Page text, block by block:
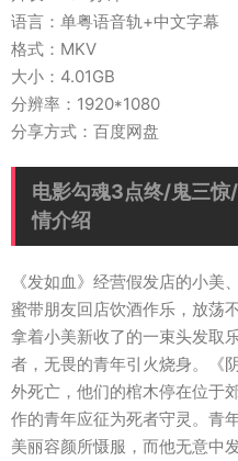
语言：单粤语音轨+中文字幕
格式：MKV
大小：4.01GB
分辨率：1920*1080
分享方式：百度网盘
电影勾魂3点终/鬼三
情介绍
《发如血》经营假发店的小美
蜜带朋友回店饮酒作乐，放荡
拿着小美新收了的一束头发取
者，无畏的青年引火烧身。《
外死亡，他们的棺木停在位于
作的青年应征为死者守灵。青
美丽容颜所慑服，而他无意中